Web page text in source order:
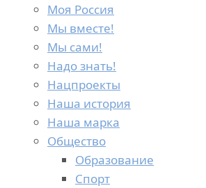
Моя Россия
Мы вместе!
Мы сами!
Надо знать!
Нацпроекты
Наша история
Наша марка
Общество
Образование
Спорт